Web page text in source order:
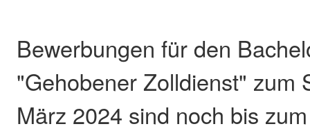
Bewerbungen für den
"Gehobener Zolldienst" zum
März 2024 sind noch bis